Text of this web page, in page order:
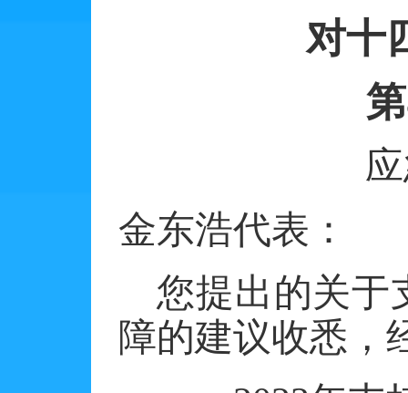
对十
第
金东浩代表：
您提出的关于
障的建议收悉，